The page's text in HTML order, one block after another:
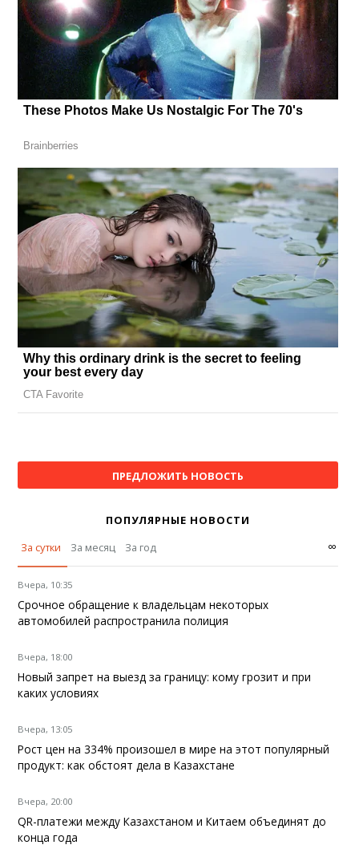
ПРЕДЛОЖИТЬ НОВОСТЬ
ПОПУЛЯРНЫЕ НОВОСТИ
За сутки
За месяц За год ∞
Вчера, 10:35
Срочное обращение к владельцам некоторых
автомобилей распространила полиция
Вчера, 18:00
Новый запрет на выезд за границу: кому грозит и при
каких условиях
Вчера, 13:05
Рост цен на 334% произошел в мире на этот популярный
продукт: как обстоят дела в Казахстане
Вчера, 20:00
QR-платежи между Казахстаном и Китаем объединят до
конца года